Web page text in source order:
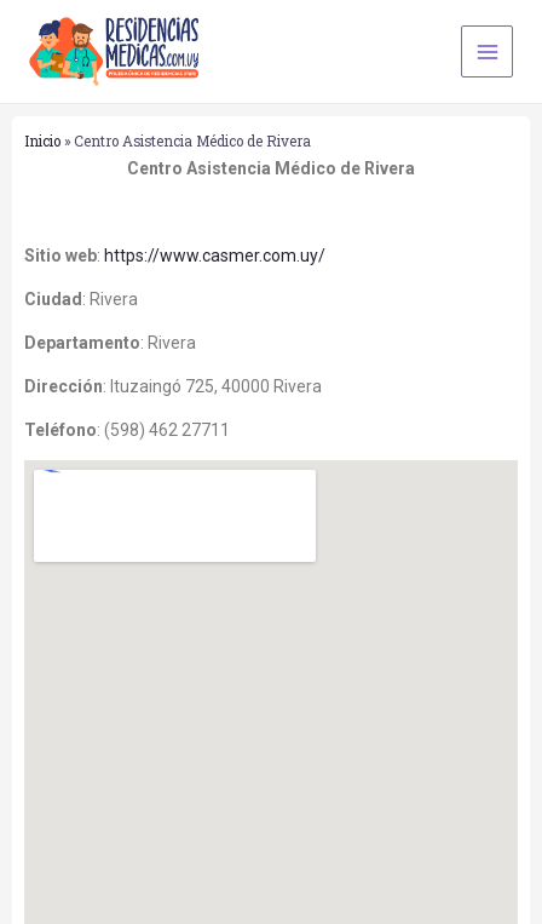
contenido
Main
Menu
Inicio » Centro Asistencia Médico de Rivera
Centro Asistencia Médico de Rivera
Sitio web: https://www.casmer.com.uy/
Ciudad : Rivera
Departamento: Rivera
Dirección: Ituzaingó 725, 40000 Rivera
Teléfono: (598) 462 27711